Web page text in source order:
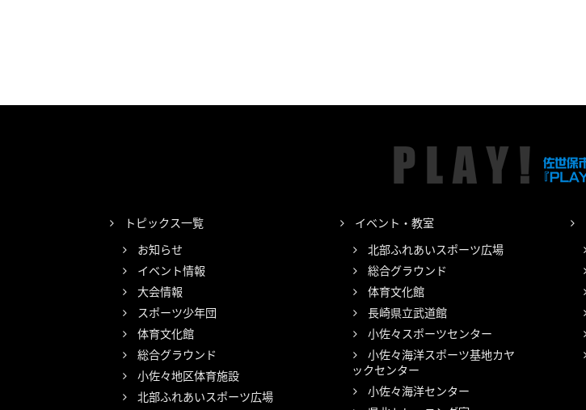
トピックス一覧
お知らせ
イベント情報
大会情報
スポーツ少年団
体育文化館
総合グラウンド
小佐々地区体育施設
北部ふれあいスポーツ広場
イベント・教室
北部ふれあいスポーツ広場
総合グラウンド
体育文化館
長崎県立武道館
小佐々スポーツセンター
小佐々海洋スポーツ基地カヤ
ックセンター
小佐々海洋センター